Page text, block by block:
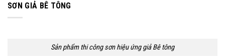
SƠN GIẢ BÊ TÔNG
Sản phẩm thi công sơn hiệu ứng giả Bê tông